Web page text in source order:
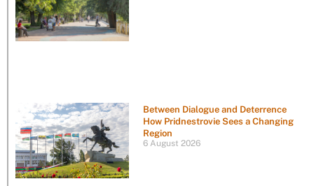
Between Dialogue and Deterrence
How Pridnestrovie Sees a Changing
Region
6 August 2026